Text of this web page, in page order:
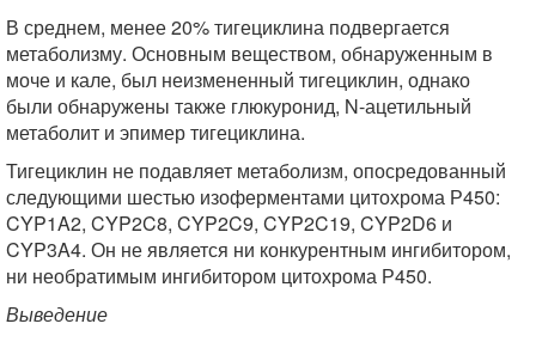
В среднем, менее 20% тигециклина подвергается
метаболизму. Основным веществом, обнаруженным в
моче и кале, был неизмененный тигециклин, однако
были обнаружены также глюкуронид, N-ацетильный
метаболит и эпимер тигециклина.
Тигециклин не подавляет метаболизм, опосредованный
следующими шестью изоферментами цитохрома Р450:
CYP1A2, CYP2C8, CYP2C9, CYP2C19, CYP2D6 и
CYP3A4. Он не является ни конкурентным ингибитором,
ни необратимым ингибитором цитохрома Р450.
Выведение